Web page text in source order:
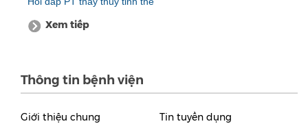
Xem tiếp
Thông tin bệnh viện
Giới thiệu chung Tin tuyển dụng